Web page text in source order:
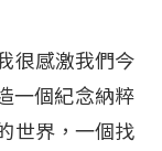
很感激我們今
一個紀念納粹
世界，一個找